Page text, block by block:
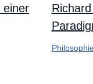
einer